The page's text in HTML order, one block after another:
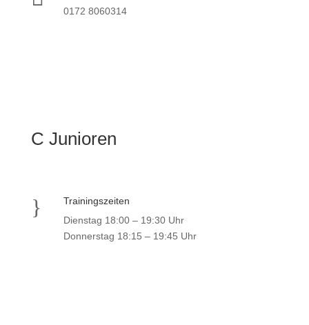
0172 8060314
C Junioren
}
Trainingszeiten
Dienstag 18:00 – 19:30 Uhr
Donnerstag 18:15 – 19:45 Uhr